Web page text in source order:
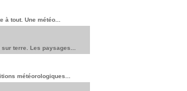
tout. Une météo...
terre. Les paysages...
météorologiques...